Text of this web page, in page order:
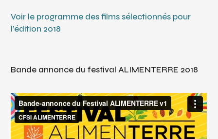
Voir le programme des films sélectionnés pour
l’édition 2018
Bande annonce du festival ALIMENTERRE 2018